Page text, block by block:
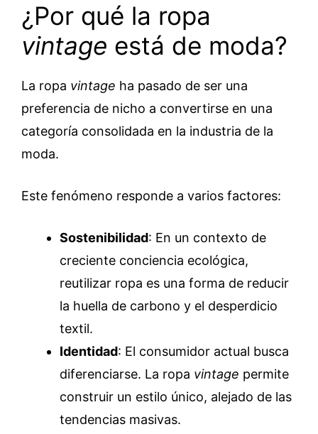
¿Por qué la ropa
vintage está de moda?
La ropa vintage ha pasado de ser una
preferencia de nicho a convertirse en una
categoría consolidada en la industria de la
moda.
Este fenómeno responde a varios factores:
Sostenibilidad: En un contexto de
creciente conciencia ecológica,
reutilizar ropa es una forma de reducir
la huella de carbono y el desperdicio
textil.
Identidad: El consumidor actual busca
diferenciarse. La ropa vintage permite
construir un estilo único, alejado de las
tendencias masivas.